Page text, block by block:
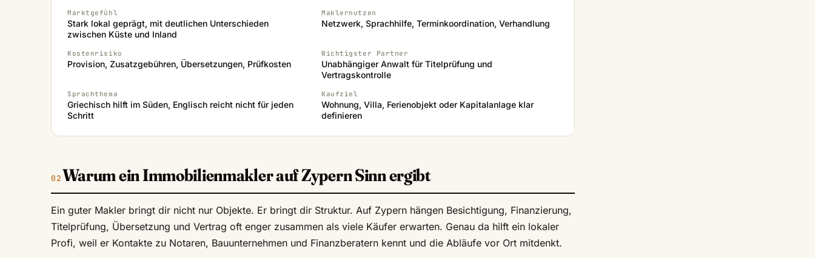
Marktgefühl
Stark lokal geprägt, mit deutlichen Unterschieden
zwischen Küste und Inland
Maklernutzen
Netzwerk, Sprachhilfe, Terminkoordination, Verhandlung
Kostenrisiko
Provision, Zusatzgebühren, Übersetzungen, Prüfkosten
Wichtigster Partner
Unabhängiger Anwalt für Titelprüfung und
Vertragskontrolle
Sprachthema
Griechisch hilft im Süden, Englisch reicht nicht für jeden
Schritt
Kaufziel
Wohnung, Villa, Ferienobjekt oder Kapitalanlage klar
definieren
Warum ein Immobilienmakler auf Zypern Sinn ergibt
Ein guter Makler bringt dir nicht nur Objekte. Er bringt dir Struktur. Auf Zypern hängen Besichtigung, Finanzierung,
Titelprüfung, Übersetzung und Vertrag oft enger zusammen als viele Käufer erwarten. Genau da hilft ein lokaler
Profi, weil er Kontakte zu Notaren, Bauunternehmen und Finanzberatern kennt und die Abläufe vor Ort mitdenkt.